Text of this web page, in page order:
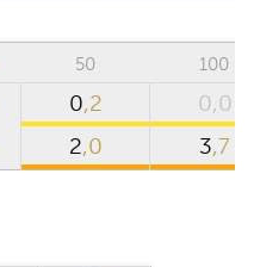
cm
50 100
0,2
0,0
2,0 3,7